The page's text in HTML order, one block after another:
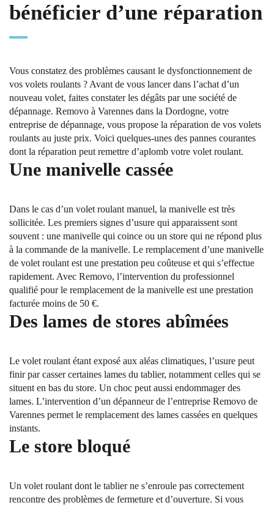
bénéficier d’une réparation
Vous constatez des problèmes causant le dysfonctionnement de
vos volets roulants ? Avant de vous lancer dans l’achat d’un
nouveau volet, faites constater les dégâts par une société de
dépannage. Removo à Varennes dans la Dordogne, votre
entreprise de dépannage, vous propose la réparation de vos volets
roulants au juste prix. Voici quelques-unes des pannes courantes
dont la réparation peut remettre d’aplomb votre volet roulant.
Une manivelle cassée
Dans le cas d’un volet roulant manuel, la manivelle est très
sollicitée. Les premiers signes d’usure qui apparaissent sont
souvent : une manivelle qui coince ou un store qui ne répond plus
à la commande de la manivelle. Le remplacement d’une manivelle
de volet roulant est une prestation peu coûteuse et qui s’effectue
rapidement. Avec Removo, l’intervention du professionnel
qualifié pour le remplacement de la manivelle est une prestation
facturée moins de 50 €.
Des lames de stores abîmées
Le volet roulant étant exposé aux aléas climatiques, l’usure peut
finir par casser certaines lames du tablier, notamment celles qui se
situent en bas du store. Un choc peut aussi endommager des
lames. L’intervention d’un dépanneur de l’entreprise Removo de
Varennes permet le remplacement des lames cassées en quelques
instants.
Le store bloqué
Un volet roulant dont le tablier ne s’enroule pas correctement
rencontre des problèmes de fermeture et d’ouverture. Si vous